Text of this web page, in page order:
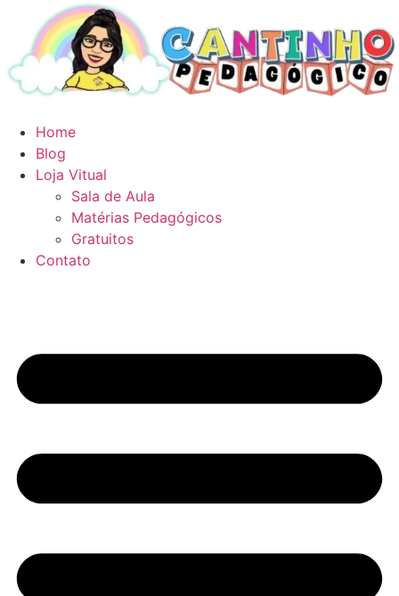
conteúdo
Home
Blog
Loja Vitual
Sala de Aula
Matérias Pedagógicos
Gratuitos
Contato